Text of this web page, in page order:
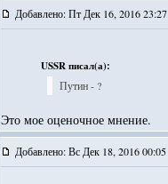
Добавлено: Пт Дек 16, 2016 23:27
USSR писал(а):
Путин - ?
Это мое оценочное мнение.
Добавлено: Вс Дек 18, 2016 00:05